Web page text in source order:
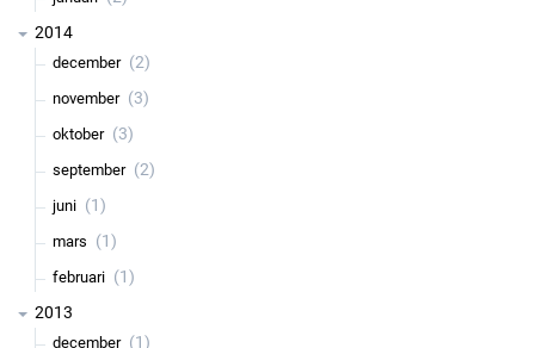
2014
december (2)
november (3)
oktober (3)
september (2)
juni (1)
mars (1)
februari (1)
2013
december (1)